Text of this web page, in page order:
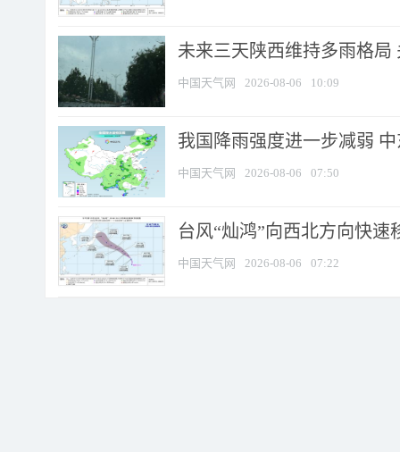
未来三天陕西维持多雨格局
中国天气网 2026-08-06 10:09
我国降雨强度进一步减弱
中国天气网 2026-08-06 07:50
台风“灿鸿”向西北方向快
中国天气网 2026-08-06 07:22